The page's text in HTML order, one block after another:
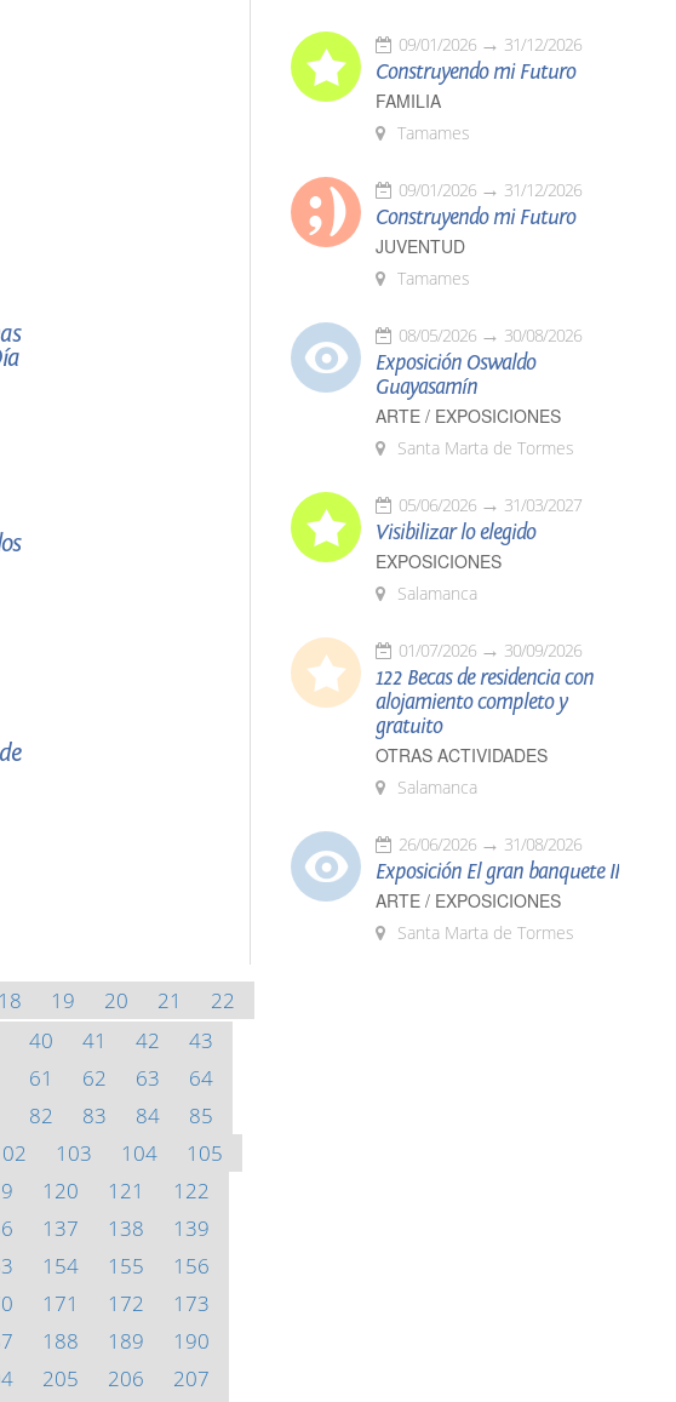
18 19 20 21
22
40 41 42
43
61 62 63
64
82 83 84
85
103 104
105
120 121
122
137 138
139
154 155
156
171 172
173
188 189
190
205 206 207
09/01/2026 31/12/2026
Construyendo mi Futuro
FAMILIA
Tamames
09/01/2026 31/12/2026
Construyendo mi Futuro
JUVENTUD
Tamames
08/05/2026 30/08/2026
Exposición Oswaldo
Guayasamín
ARTE / EXPOSICIONES
Santa Marta de Tormes
05/06/2026 31/03/2027
Visibilizar lo elegido
EXPOSICIONES
Salamanca
01/07/2026 30/09/2026
122 Becas de residencia con
alojamiento completo y
gratuito
OTRAS ACTIVIDADES
Salamanca
26/06/2026 31/08/2026
Exposición El gran banquete II
ARTE / EXPOSICIONES
Santa Marta de Tormes